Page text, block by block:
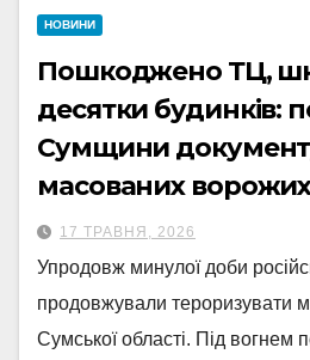
НОВИНИ
Пошкоджено ТЦ,
десятки будинків:
Сумщини
масованих
17 ТРАВНЯ, 2026
Упродовж минулої доби
продовжували тероризувати
Сумської області. Під вогнем